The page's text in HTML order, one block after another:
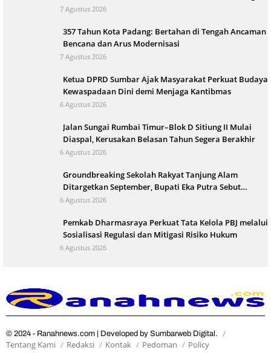
7 Agustus 2026
357 Tahun Kota Padang: Bertahan di Tengah Ancaman
Bencana dan Arus Modernisasi
7 Agustus 2026
Ketua DPRD Sumbar Ajak Masyarakat Perkuat Budaya
Kewaspadaan Dini demi Menjaga Kantibmas
6 Agustus 2026
Jalan Sungai Rumbai Timur–Blok D Sitiung II Mulai
Diaspal, Kerusakan Belasan Tahun Segera Berakhir
6 Agustus 2026
Groundbreaking Sekolah Rakyat Tanjung Alam
Ditargetkan September, Bupati Eka Putra Sebut
Terbesar di Indonesia
6 Agustus 2026
Pemkab Dharmasraya Perkuat Tata Kelola PBJ melalui
Sosialisasi Regulasi dan Mitigasi Risiko Hukum
6 Agustus 2026
© 2024 - Ranahnews.com | Developed by Sumbarweb Digital.
Tentang Kami Redaksi Kontak Pedoman Policy